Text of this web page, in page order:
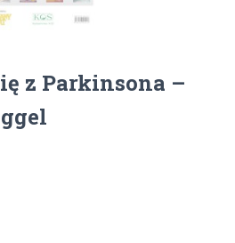
z Parkinsona –